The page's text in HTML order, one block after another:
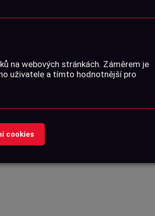
na webových stránkách. Záměrem je
uživatele a tímto hodnotnější pro
cookies
KE STAŽENÍ
soubory